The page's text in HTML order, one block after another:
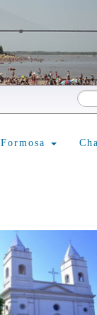
Formosa